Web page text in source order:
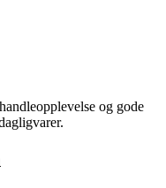
og gode